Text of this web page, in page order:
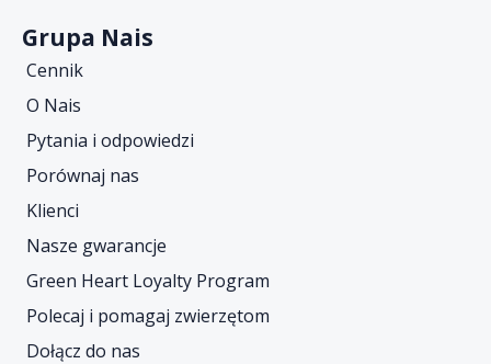
Grupa Nais
Cennik
O Nais
Pytania i odpowiedzi
Porównaj nas
Klienci
Nasze gwarancje
Green Heart Loyalty Program
Polecaj i pomagaj zwierzętom
Dołącz do nas